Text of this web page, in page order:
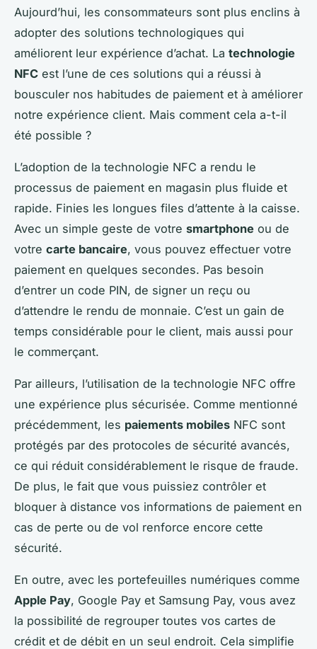
Aujourd’hui, les consommateurs sont plus enclins à
adopter des solutions technologiques qui
améliorent leur expérience d’achat. La technologie
NFC est l’une de ces solutions qui a réussi à
bousculer nos habitudes de paiement et à améliorer
notre expérience client. Mais comment cela a-t-il
été possible ?
L’adoption de la technologie NFC a rendu le
processus de paiement en magasin plus fluide et
rapide. Finies les longues files d’attente à la caisse.
Avec un simple geste de votre smartphone ou de
votre carte bancaire, vous pouvez effectuer votre
paiement en quelques secondes. Pas besoin
d’entrer un code PIN, de signer un reçu ou
d’attendre le rendu de monnaie. C’est un gain de
temps considérable pour le client, mais aussi pour
le commerçant.
Par ailleurs, l’utilisation de la technologie NFC offre
une expérience plus sécurisée. Comme mentionné
précédemment, les paiements mobiles NFC sont
protégés par des protocoles de sécurité avancés,
ce qui réduit considérablement le risque de fraude.
De plus, le fait que vous puissiez contrôler et
bloquer à distance vos informations de paiement en
cas de perte ou de vol renforce encore cette
sécurité.
En outre, avec les portefeuilles numériques comme
Apple Pay, Google Pay et Samsung Pay, vous avez
la possibilité de regrouper toutes vos cartes de
crédit et de débit en un seul endroit. Cela simplifie